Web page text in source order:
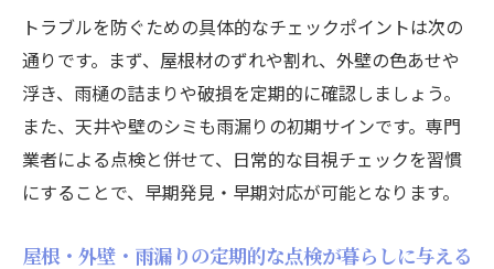
共通点
屋根・外壁・雨漏りに弱い構造や素材の特
徴を解説
屋根・外壁・雨漏りを招く劣化サインを見
逃さない
雨漏りにつながる屋根・外壁の意外な盲点
トラブルを防ぐための具体的なチェックポイントは次の
通りです。まず、屋根材のずれや割れ、外壁の色あせや
浮き、雨樋の詰まりや破損を定期的に確認しましょう。
また、天井や壁のシミも雨漏りの初期サインです。専門
業者による点検と併せて、日常的な目視チェックを習慣
にすることで、早期発見・早期対応が可能となります。
屋根・外壁・雨漏りの定期的な点検が暮らしに与える